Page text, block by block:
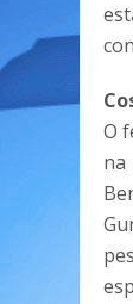
O